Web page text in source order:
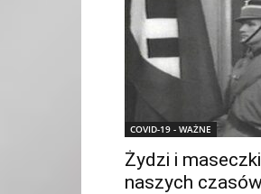
COVID-19 - WAŻNE
Żydzi i
naszych